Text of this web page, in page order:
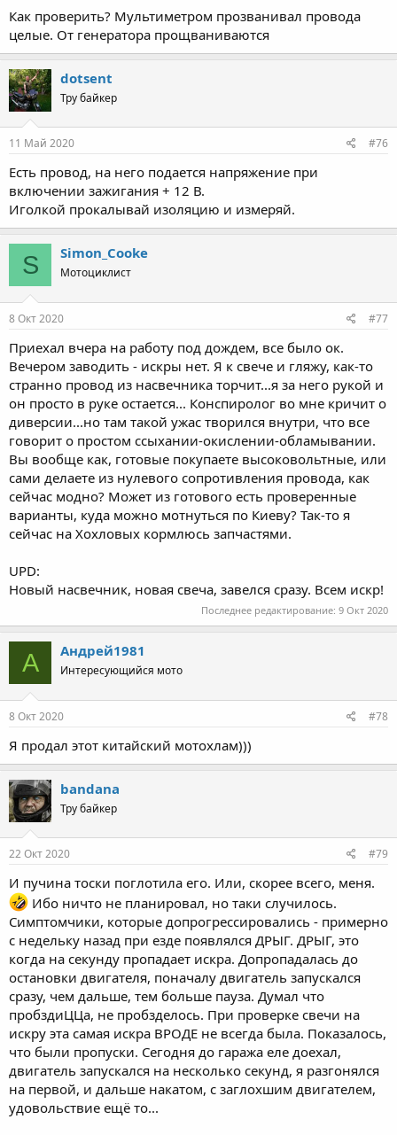
Как проверить? Мультиметром прозванивал провода
целые. От генератора прощваниваются
dotsent
Тру байкер
11 Май 2020 #76
Есть провод, на него подается напряжение при
включении зажигания + 12 В.
Иголкой прокалывай изоляцию и измеряй.
S Simon_Cooke
Мотоциклист
8 Окт 2020 #77
Приехал вчера на работу под дождем, все было ок.
Вечером заводить - искры нет. Я к свече и гляжу, как-то
странно провод из насвечника торчит...я за него рукой и
он просто в руке остается... Конспиролог во мне кричит о
диверсии...но там такой ужас творился внутри, что все
говорит о простом ссыхании-окислении-обламывании.
Вы вообще как, готовые покупаете высоковольтные, или
сами делаете из нулевого сопротивления провода, как
сейчас модно? Может из готового есть проверенные
варианты, куда можно мотнуться по Киеву? Так-то я
сейчас на Хохловых кормлюсь запчастями.
UPD:
Новый насвечник, новая свеча, завелся сразу. Всем искр!
Последнее редактирование: 9 Окт 2020
А Андрей1981
Интересующийся мото
8 Окт 2020 #78
Я продал этот китайский мотохлам)))
bandana
Тру байкер
22 Окт 2020 #79
И пучина тоски поглотила его. Или, скорее всего, меня.
Ибо ничто не планировал, но таки случилось.
Симптомчики, которые допрогрессировались - примерно
с недельку назад при езде появлялся ДРЫГ. ДРЫГ, это
когда на секунду пропадает искра. Допропадалась до
остановки двигателя, поначалу двигатель запускался
сразу, чем дальше, тем больше пауза. Думал что
пробздиЦЦа, не пробзделось. При проверке свечи на
искру эта самая искра ВРОДЕ не всегда была. Показалось,
что были пропуски. Сегодня до гаража еле доехал,
двигатель запускался на несколько секунд, я разгонялся
на первой, и дальше накатом, с заглохшим двигателем,
удовольствие ещё то...